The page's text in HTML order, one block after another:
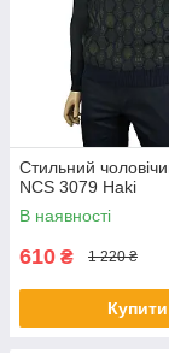
Стильний
NCS 3079 Haki
В наявності
610 ₴ 1 220 ₴
Купити